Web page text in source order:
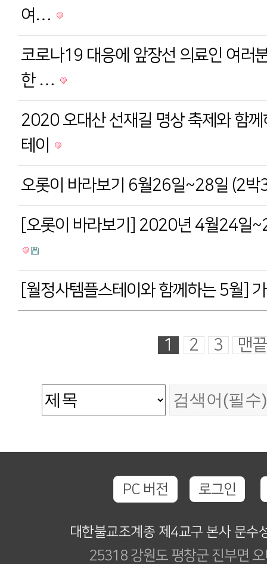
여…
코로나19 대응에 앞장선 의료인 여러
한 …
2020 오대산 선재길 명상 축제와 함께
테이
오롯이 바라보기 6월26일~28일 (2
[오롯이 바라보기] 2020년 4월24일
[월정사템플스테이와 함께하는 5월]
1 2 3 맨끝
PC 버전 로그인
대한불교조계종 제4교구 본사 문수
25318 강원도 평창군 진부면